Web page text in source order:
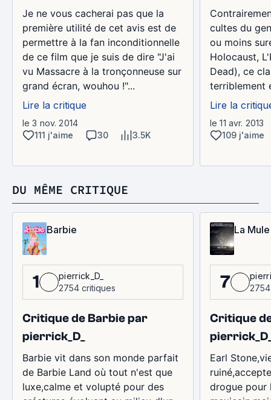
Je ne vous cacherai pas que la
première utilité de cet avis est de
permettre à la fan inconditionnelle
de ce film que je suis de dire "J'ai
vu Massacre à la tronçonneuse sur
grand écran, wouhou !"...
Lire la critique
le 3 nov. 2014
111 j'aime
30 3.5K
cultes du
ou moins
Holocaust,
Dead), ce
terriblement
Lire la
le 11 avr. 2013
109 j'aime
DU MÊME CRITIQUE
Barbie
1
pierrick_D_
2754 critiques
Critique de Barbie par
pierrick_D_
Barbie vit dans son monde parfait
de Barbie Land où tout n'est que
luxe,calme et volupté pour des
La Mule
7
Critique
Earl
drogue pour